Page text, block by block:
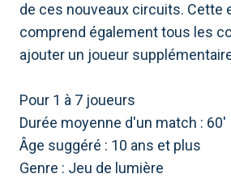
de ces nouveaux circuits. Cette
comprend également tous les
ajouter un joueur
Pour 1 à 7 joueurs
Durée moyenne d'un match : 60'
Âge suggéré : 10 ans et plus
Genre : Jeu de lumière